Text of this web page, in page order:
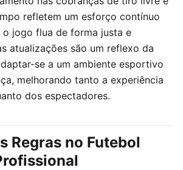
refletem um esforço contínuo
o jogo flua de forma justa e
atualizações são um reflexo da
se a um ambiente esportivo
melhorando tanto a experiência
dos espectadores.
Regras no Futebol